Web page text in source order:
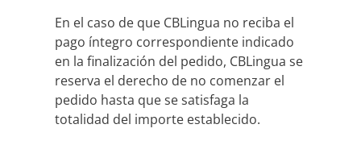
En el caso de que CBLingua no reciba el
pago íntegro correspondiente indicado
en la finalización del pedido, CBLingua se
reserva el derecho de no comenzar el
pedido hasta que se satisfaga la
totalidad del importe establecido.